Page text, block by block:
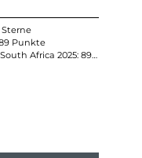
Sterne
Punkte
Africa 2025: 89 Punkte